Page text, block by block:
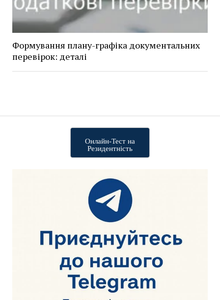
Онлайн-Тест на
Резидентність
Формування плану-графіка документальних
перевірок: деталі